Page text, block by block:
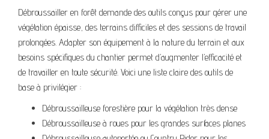
Débroussailler en forêt demande des outils conçus pour gérer une
végétation épaisse, des terrains difficiles et des sessions de travail
prolongées. Adapter son équipement à la nature du terrain et aux
besoins spécifiques du chantier permet d’augmenter l’efficacité et
de travailler en toute sécurité. Voici une liste claire des outils de
base à privilégier :
Débroussailleuse forestière pour la végétation très dense
Débroussailleuse à roues pour les grandes surfaces planes